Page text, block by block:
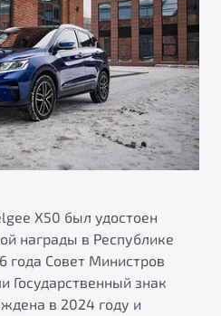
кондиционера Belgee
Х50 был удостоен
награды в Республике
года Совет Министров
Государственный знак
в 2024 году и